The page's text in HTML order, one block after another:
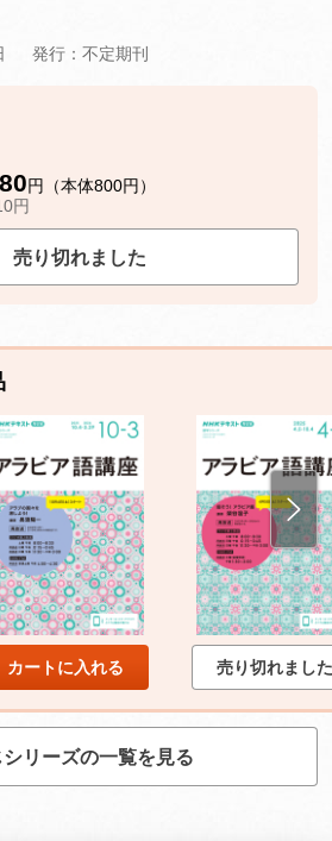
発行：不定期刊
円（本体800円）
円
売り切れました
カートに入れる 売り切れました
シリーズの一覧を見る